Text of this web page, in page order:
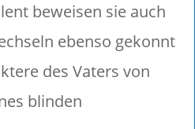
beweisen sie auch
ebenso gekonnt
des Vaters von
blinden